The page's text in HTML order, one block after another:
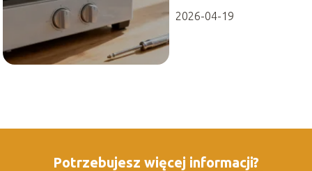
urządzenie?
2026-04-19
Potrzebujesz więcej informacji?